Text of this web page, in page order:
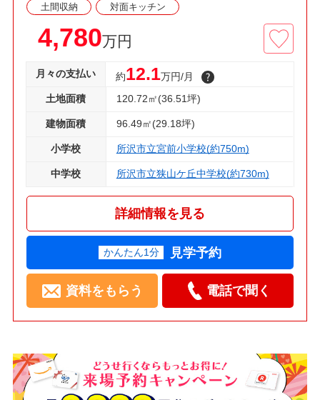
土間収納
対面キッチン
4,780万円
月々の支払い 約12.1万円/月
土地面積 120.72㎡(36.51坪)
建物面積 96.49㎡(29.18坪)
小学校 所沢市立宮前小学校(約750m)
中学校 所沢市立狭山ケ丘中学校(約730m)
詳細情報を見る
かんたん1分 見学予約
資料をもらう 電話で聞く